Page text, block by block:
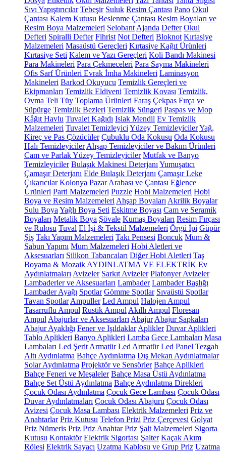
Sıvı Yapıştırıcılar Tebeşir Suluk Resim Çantası Pano Okul
Çantası Kalem Kutusu Beslenme Çantası Resim Boyaları ve
Resim Boya Malzemeleri Selobant Ajanda Defter Okul
Defteri Spiralli Defter Fihrist Not Defteri Bloknot Kırtasiye
Malzemeleri Masaüstü Gereçleri Kırtasiye Kağıt Ürünleri
Kırtasiye Seti Kalem ve Yazı Gereçleri Koli Bandı Makinesi
Para Makineleri Para Çekmeceleri Para Sayma Makineleri
Ofis Sarf Ürünleri Evrak İmha Makineleri Laminasyon
Makineleri Barkod Okuyucu Temizlik Gereçleri ve
Ekipmanları Temizlik Eldiveni Temizlik Kovası Temizlik,
Ovma Teli Tüy Toplama Ürünleri Faraş Çekpas Fırça ve
Süpürge Temizlik Bezleri Temizlik Süngeri Paspas ve Mop
Kâğıt Havlu Tuvalet Kağıdı Islak Mendil Ev Temizlik
Malzemeleri Tuvalet Temizleyici Yüzey TemizleyicilerYağ,
Kireç ve Pas Çözücüler Çubuklu Oda Kokusu Oda Kokusu
Halı Temizleyiciler Ahşap Temizleyiciler ve Bakım Ürünleri
Cam ve Parlak Yüzey Temizleyiciler Mutfak ve Banyo
Temizleyiciler Bulaşık Makinesi Deterjanı Yumuşatıcı
Çamaşır Deterjanı Elde Bulaşık Deterjanı Çamaşır Leke
Çıkarıcılar Kolonya Pazar Arabası ve Çantası Eğlence
Ürünleri Parti Malzemeleri Puzzle Hobi Malzemeleri Hobi
Boya ve Resim Malzemeleri Ahşap Boyaları Akrilik Boyalar
Sulu Boya Yağlı Boya Seti Eskitme Boyası Cam ve Seramik
Boyaları Metalik Boya Şövale Kumaş Boyaları Resim Fırçası
ve Rulosu Tuval El İşi & Tekstil Malzemeleri Örgü İpi Güpür
Şiş Takı Yapım Malzemeleri Takı Pensesi Boncuk Mum &
Sabun Yapımı Mum Malzemeleri Hobi Aletleri ve
Aksesuarları Silikon Tabancaları Diğer Hobi Aletleri Taş
Boyama & Mozaik AYDINLATMA VE ELEKTRİK Ev
Aydınlatmaları Avizeler Sarkıt Avizeler Plafonyer Avizeler
Lambaderler ve Aksesuarları Lambader Lambader Başlığı
Lambader Ayağı Spotlar Gömme Spotlar Sıvaüstü Spotlar
Tavan Spotlar Ampuller Led Ampul Halojen Ampul
Tasarruflu Ampul Rustik Ampul Akıllı Ampul Floresan
Ampul Abajurlar ve Aksesuarları Abajur Abajur Şapkaları
Abajur Ayaklığı Fener ve Işıldaklar Aplikler Duvar Aplikleri
Tablo Aplikleri Banyo Aplikleri Lamba Gece Lambaları Masa
Lambaları Led Şerit Armatür Led Armatür Led Panel Tezgah
Altı Aydınlatma Bahçe Aydınlatma Dış Mekan Aydınlatmalar
Solar Aydınlatma Projektör ve Sensörler Bahçe Aplikleri
Bahçe Feneri ve Meşaleler Bahçe Masa Üstü Aydınlatma
Bahçe Set Üstü Aydınlatma Bahçe Aydınlatma Direkleri
Çocuk Odası Aydınlatma Çocuk Gece Lambası Çocuk Odası
Duvar Aydınlatmaları Çocuk Odası Abajuru Çocuk Odası
Avizesi Çocuk Masa Lambası Elektrik Malzemeleri Priz ve
Anahtarlar Priz Kutusu Telefon Prizi Priz Çerçevesi Golyat
Priz Nümeris Priz Priz Anahtar Priz Şalt Malzemeleri Sigorta
Kutusu Kontaktör Elektrik Sigortası Şalter Kaçak Akım
Rölesi Elektrik Sayacı Uzatma Kablosu ve Grup Priz Uzatma